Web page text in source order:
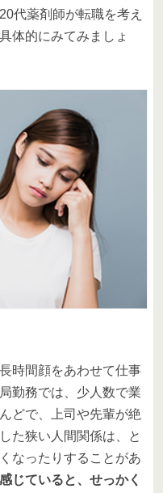
代薬剤師が転職を考え
体的にみてみましょ
時間顔をあわせて仕事
勤務では、少人数で業
どで、上司や先輩が絶
た狭い人間関係は、と
なったりすることがあ
じていると、せっかく